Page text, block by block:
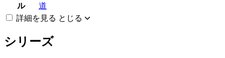
ル
道
詳細を見る とじる
シリーズ